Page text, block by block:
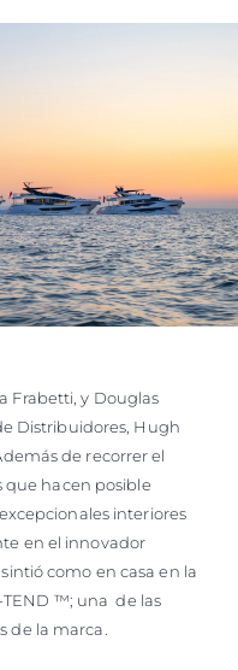
Frabetti, y Douglas
Distribuidores, Hugh
de recorrer el
que hacen posible
interiores
en el innovador
como en casa en la
™; una de las
de la marca.